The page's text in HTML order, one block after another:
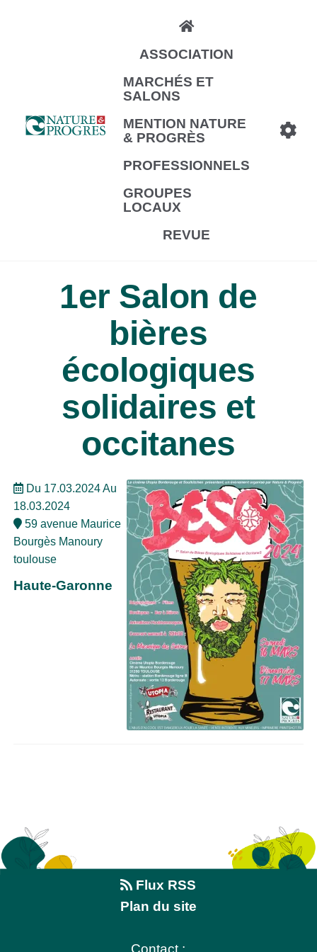
ASSOCIATION
MARCHÉS ET
SALONS
MENTION NATURE
& PROGRÈS
PROFESSIONNELS
GROUPES
LOCAUX
REVUE
1er Salon de
bières
écologiques
solidaires et
occitanes
Du 17.03.2024 Au
18.03.2024
59 avenue Maurice
Bourgès Manoury
toulouse
Haute-Garonne
Flux RSS
Plan du site
Contact :